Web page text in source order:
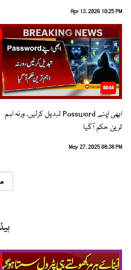
Apr 13, 2026 10:25 PM
00:44
ابھی اپنے Password تبدیل کرلیں، ورنہ اہم
ترین حکم آگیا
May 27, 2025 08:38 PM